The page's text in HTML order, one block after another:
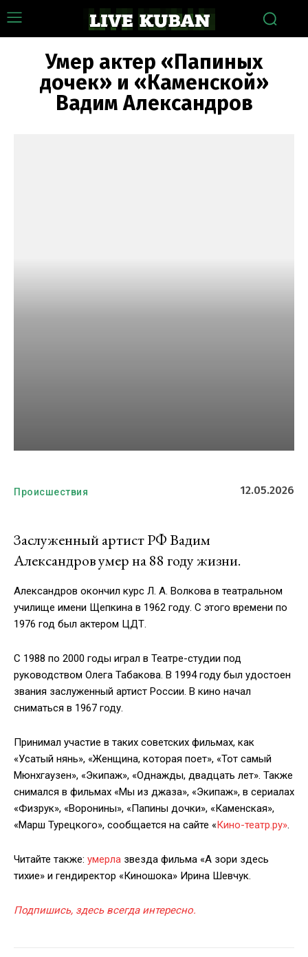
Умер актер «Папиных
дочек» и «Каменской»
Вадим Александров
Происшествия 12.05.2026
Заслуженный артист РФ Вадим
Александров умер на 88 году жизни.
Александров окончил курс Л. А. Волкова в театральном
училище имени Щепкина в 1962 году. С этого времени по
1976 год был актером ЦДТ.
С 1988 по 2000 годы играл в Театре-студии под
руководством Олега Табакова. В 1994 году был удостоен
звания заслуженный артист России. В кино начал
сниматься в 1967 году.
Принимал участие в таких советских фильмах, как
«Усатый нянь», «Женщина, которая поет», «Тот самый
Мюнхгаузен», «Экипаж», «Однажды, двадцать лет». Также
снимался в фильмах «Мы из джаза», «Экипаж», в сериалах
«Физрук», «Воронины», «Папины дочки», «Каменская»,
«Марш Турецкого», сообщается на сайте «Кино-театр.ру».
Читайте также: умерла звезда фильма «А зори здесь
тихие» и гендиректор «Киношока» Ирина Шевчук.
Подпишись, здесь всегда интересно.